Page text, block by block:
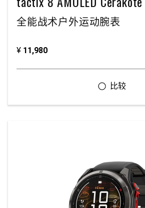
全能战术户外运动腕表
¥ 11,980